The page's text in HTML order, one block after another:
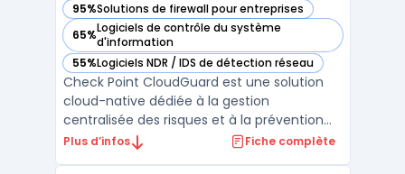
95%Solutions de firewall pour entreprises
— voir Check Point Firewall dans cette catégorie
65%Logiciels de contrôle du système
d'information
— voir Check Point Firewall dans cette catégorie
55%Logiciels NDR / IDS de détection réseau
— voir Check Point Firewall dans cette catégorie
Check Point CloudGuard est une solution
cloud-native dédiée à la gestion
centralisée des risques et à la prévention
des menaces pour les environnements
Plus d’infos Fiche complète